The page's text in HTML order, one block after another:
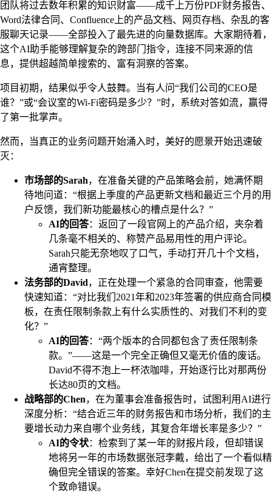
团队将过去数年积累的知识财富——成千上万份PDF财务报告、
Word法律合同、Confluence上的产品文档、网页存档、杂乱的客
服聊天记录——全部投入了最先进的向量数据库。大家期待着，
这个AI助手能够理解复杂的跨部门指令，连接不同来源的信
息，提供超越简单搜索的、富有洞察的答案。
项目初期，结果似乎令人鼓舞。当有人问“我们公司的CEO是
谁？”或“会议室的Wi-Fi密码是多少？”时，系统对答如流，赢得
了第一批掌声。
然而，当真正的业务问题开始涌入时，美好的愿景开始迅速破
灭：
市场部的Sarah，在准备关键的产品策略会前，她满怀期
待地问道：“根据上季度的产品更新文档和最近三个月的用
户反馈，我们新功能最核心的槽点是什么？”
AI的回答：返回了一段官网上的产品介绍，夹杂着
几条毫不相关的、称赞产品易用性的用户评论。
Sarah只能无奈地叹了口气，手动打开几十个文档，
通宵整理。
法务部的David，正在处理一个紧急的合同审查，他需要
快速知道：“对比我们2021年和2023年签署的供应商合同模
板，在责任限制条款上有什么实质性的、对我们不利的变
化？”
AI的回答：“两个版本的合同都包含了责任限制条
款。”——这是一个完全正确但又毫无价值的废话。
David不得不泡上一杯浓咖啡，开始逐行比对那两份
长达80页的文档。
战略部的Chen，在为董事会准备报告时，试图利用AI进行
深度分析：“结合近三年的财务报告和市场分析，我们的主
要增长动力来自哪个业务线，其复合年增长率是多少？”
AI的令状：检索到了某一年的财报片段，但却错误
地将另一年的市场数据张冠李戴，给出了一个看似精
确但完全错误的答案。幸好Chen在提交前发现了这
个致命错误。